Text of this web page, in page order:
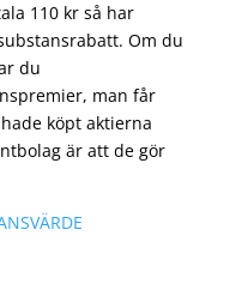
110 kr så har
Om du
du
man får
köpt aktierna
är att de gör